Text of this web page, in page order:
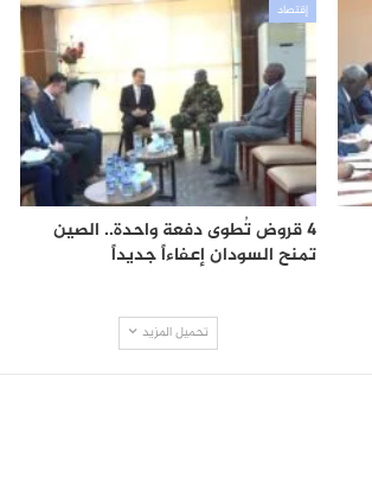
إقتصاد
4 قروض تُطوى دفعة واحدة.. الصين
تمنح السودان إعفاءاً جديداً
تحميل المزيد